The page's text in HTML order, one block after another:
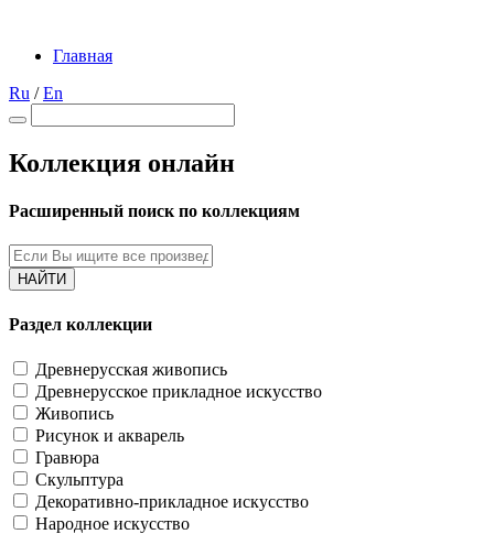
Главная
Ru /En
Коллекция онлайн
Расширенный поиск по коллекциям
НАЙТИ
Раздел коллекции
Древнерусская живопись
Древнерусское прикладное искусство
Живопись
Рисунок и акварель
Гравюра
Скульптура
Декоративно-прикладное искусство
Народное искусство